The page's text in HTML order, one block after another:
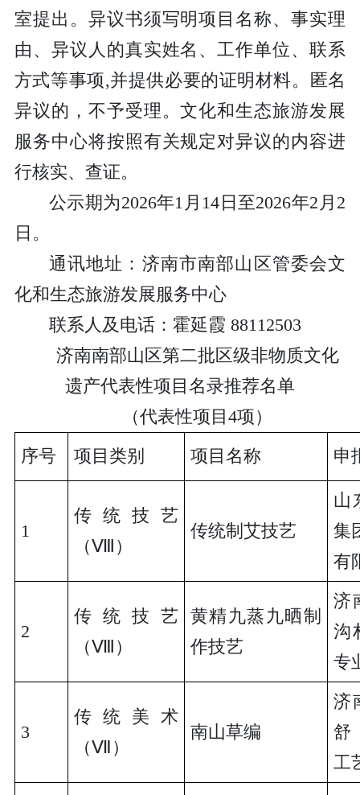
室提出。异议书须写明项目名称、事实理
由、异议人的真实姓名、工作单位、联系
方式等事项,并提供必要的证明材料。匿名
异议的，不予受理。文化和生态旅游发展
服务中心将按照有关规定对异议的内容进
行核实、查证。
公示期为2026年1月14日至2026年2月2
日。
通讯地址：济南市南部山区管委会文
化和生态旅游发展服务中心
联系人及电话：霍延霞 88112503
济南南部山区第二批区级非物质文化
遗产代表性项目名录推荐名单
（代表性项目4项）
序号 项目类别 项目名称 申
1
传统技艺
（Ⅷ）
传统制艾技艺
山
集
有
2
传统技艺
（Ⅷ）
黄精九蒸九晒制
作技艺
济
沟
专
3
传统美术
（Ⅶ）
南山草编
济
舒
工